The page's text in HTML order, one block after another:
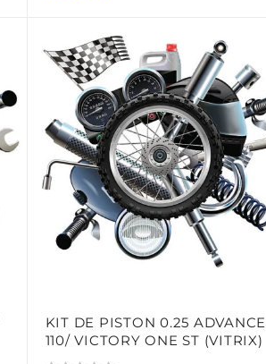
KIT DE PISTON 0.25 ADVANCE
110/ VICTORY ONE ST (VITRIX)